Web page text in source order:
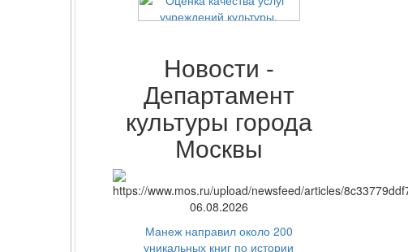
Новости -
Департамент
культуры города
Москвы
06.08.2026
Манеж направил около 200
уникальных книг по истории